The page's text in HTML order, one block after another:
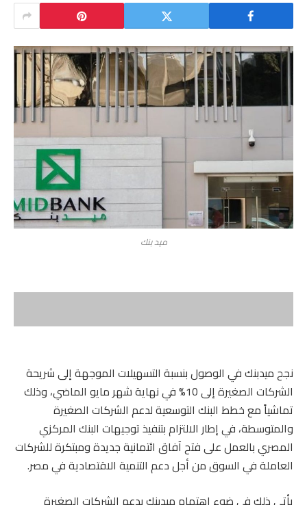
ميد بنك
نجح ميدبنك في الوصول بنسبة التسهيلات الموجهة إلى شريحة
الشركات الصغيرة إلى 10% في نهاية شهر مايو الماضي، وذلك
تماشياً مع خطط البنك التوسعية لدعم الشركات الصغيرة
والمتوسطة، في إطار الالتزام بتنفيذ توجيهات البنك المركزي
المصري بالعمل على فتح آفاق ائتمانية جديدة ومبتكرة للشركات
العاملة في السوق من أجل دعم التنمية الاقتصادية في مصر.
يأتي ذلك في ضوء اهتمام ميدبنك بدعم الشركات الصغيرة